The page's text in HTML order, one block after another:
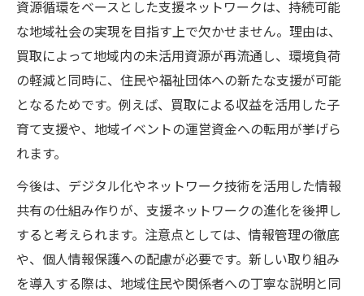
資源循環をベースとした支援ネットワークは、持続可能
な地域社会の実現を目指す上で欠かせません。理由は、
買取によって地域内の未活用資源が再流通し、環境負荷
の軽減と同時に、住民や福祉団体への新たな支援が可能
となるためです。例えば、買取による収益を活用した子
育て支援や、地域イベントの運営資金への転用が挙げら
れます。
今後は、デジタル化やネットワーク技術を活用した情報
共有の仕組み作りが、支援ネットワークの進化を後押し
すると考えられます。注意点としては、情報管理の徹底
や、個人情報保護への配慮が必要です。新しい取り組み
を導入する際は、地域住民や関係者への丁寧な説明と同